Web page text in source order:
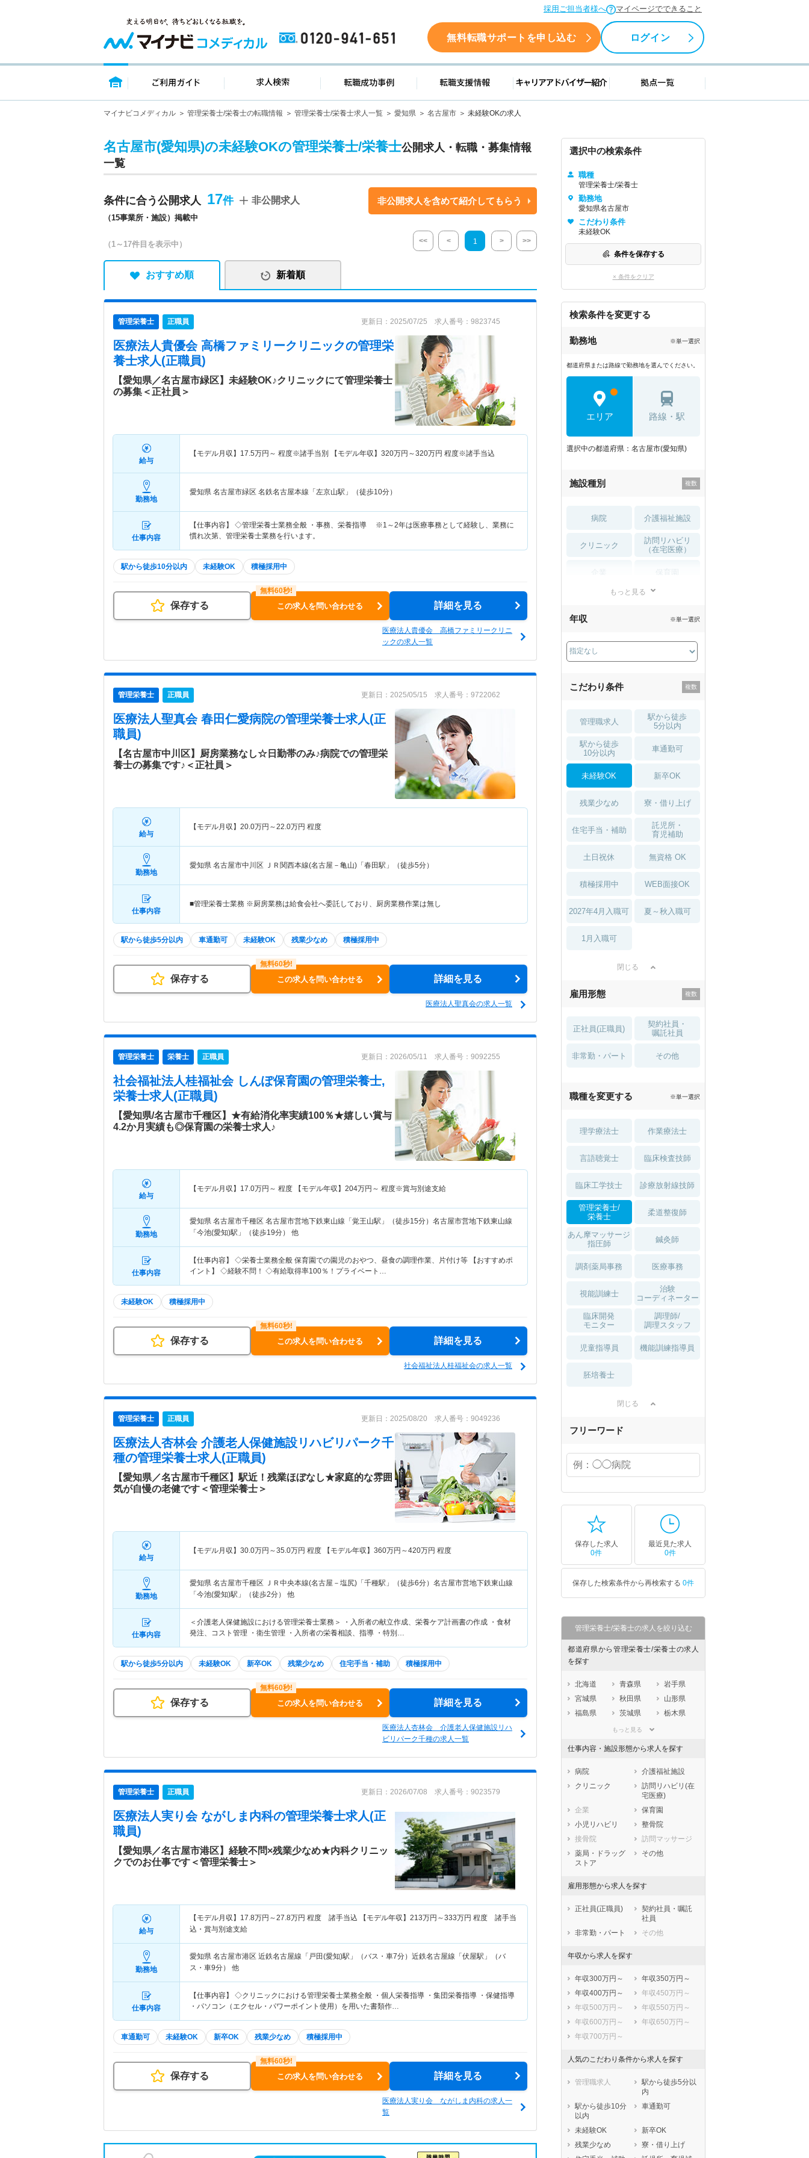
採用ご担当者様へ マイページでできること
0120-941-651 無料転職サポートを申し込む ログイン
トップページ ご利用ガイド 求人検索 転職成功事例 転職支援情報 キャリアアドバイザー紹介 拠点一覧
マイナビコメディカル 管理栄養士/栄養士の転職情報 管理栄養士/栄養士求人一覧 愛知県 名古屋市 未経験OKの求人
名古屋市(愛知県)の未経験OKの管理栄養士/栄養士公開求人・転職・募集情報
一覧
条件に合う公開求人 17
（15事業所・施設）掲載中
非公開求人 非公開求人を含めて紹介してもらう
（1～17件目を表示中） << < 1 > >>
おすすめ順 新着順
管理栄養士 正職員 更新日：2025/07/25 求人番号：9823745
医療法人貴優会 高橋ファミリークリニックの管理栄
養士求人(正職員)
【愛知県／名古屋市緑区】未経験OK♪クリニックにて管理栄養士
の募集＜正社員＞
給与
【モデル月収】 17.5万円～ 程度※諸手当別 【モデル年収】 320万円～320万円 程度※諸手当込
勤務地
愛知県 名古屋市緑区 名鉄名古屋本線「左京山駅」（徒歩10分）
仕事内容
【仕事内容】 ◇管理栄養士業務全般 ・事務、栄養指導 ※1～2年は医療事務として経験し、業務に
慣れ次第、管理栄養士業務を行います。
駅から徒歩10分以内 未経験OK 積極採用中
保存する この求人を問い合わせる 詳細を見る
医療法人貴優会 高橋ファミリークリニ
ックの求人一覧
管理栄養士 正職員 更新日：2025/05/15 求人番号：9722062
医療法人聖真会 春田仁愛病院の管理栄養士求人(正
職員)
【名古屋市中川区】厨房業務なし☆日勤帯のみ♪病院での管理栄
養士の募集です♪＜正社員＞
給与
【モデル月収】 20.0万円～22.0万円 程度
勤務地
愛知県 名古屋市中川区 ＪＲ関西本線(名古屋－亀山)「春田駅」（徒歩5分）
仕事内容
■管理栄養士業務 ※厨房業務は給食会社へ委託しており、厨房業務作業は無し
駅から徒歩5分以内 車通勤可 未経験OK 残業少なめ 積極採用中
保存する この求人を問い合わせる 詳細を見る
医療法人聖真会の求人一覧
管理栄養士 栄養士 正職員 更新日：2026/05/11 求人番号：9092255
社会福祉法人桂福祉会 しんぽ保育園の管理栄養士,
栄養士求人(正職員)
【愛知県/名古屋市千種区】★有給消化率実績100％★嬉しい賞与
4.2か月実績も◎保育園の栄養士求人♪
給与
【モデル月収】 17.0万円～ 程度 【モデル年収】 204万円～ 程度※賞与別途支給
勤務地
愛知県 名古屋市千種区 名古屋市営地下鉄東山線「覚王山駅」（徒歩15分）名古屋市営地下鉄東山線
「今池(愛知)駅」（徒歩19分） 他
仕事内容
【仕事内容】 ◇栄養士業務全般 保育園での園児のおやつ、昼食の調理作業、片付け等 【おすすめポ
イント】 ◇経験不問！ ◇有給取得率100％！プライベート…
未経験OK 積極採用中
保存する この求人を問い合わせる 詳細を見る
社会福祉法人桂福祉会の求人一覧
管理栄養士 正職員 更新日：2025/08/20 求人番号：9049236
医療法人杏林会 介護老人保健施設リハビリパーク千
種の管理栄養士求人(正職員)
【愛知県／名古屋市千種区】駅近！残業ほぼなし★家庭的な雰囲
気が自慢の老健です＜管理栄養士＞
給与
【モデル月収】 30.0万円～35.0万円 程度 【モデル年収】 360万円～420万円 程度
勤務地
愛知県 名古屋市千種区 ＪＲ中央本線(名古屋－塩尻)「千種駅」（徒歩6分）名古屋市営地下鉄東山線
「今池(愛知)駅」（徒歩2分） 他
仕事内容
＜介護老人保健施設における管理栄養士業務＞ ・入所者の献立作成、栄養ケア計画書の作成 ・食材
発注、コスト管理 ・衛生管理 ・入所者の栄養相談、指導 ・特別…
駅から徒歩5分以内 未経験OK 新卒OK 残業少なめ 住宅手当・補助 積極採用中
保存する この求人を問い合わせる 詳細を見る
医療法人杏林会 介護老人保健施設リハ
ビリパーク千種の求人一覧
管理栄養士 正職員 更新日：2026/07/08 求人番号：9023579
医療法人実り会 ながしま内科の管理栄養士求人(正
職員)
【愛知県／名古屋市港区】経験不問×残業少なめ★内科クリニッ
クでのお仕事です＜管理栄養士＞
給与
【モデル月収】 17.8万円～27.8万円 程度 諸手当込 【モデル年収】 213万円～333万円 程度 諸手当
込・賞与別途支給
勤務地
愛知県 名古屋市港区 近鉄名古屋線「戸田(愛知)駅」（バス・車7分）近鉄名古屋線「伏屋駅」（バ
ス・車9分） 他
仕事内容
【仕事内容】 ◇クリニックにおける管理栄養士業務全般 ・個人栄養指導 ・集団栄養指導 ・保健指導
・パソコン（エクセル・パワーポイント使用）を用いた書類作…
車通勤可 未経験OK 新卒OK 残業少なめ 積極採用中
保存する この求人を問い合わせる 詳細を見る
医療法人実り会 ながしま内科の求人一
覧
選択中の検索条件
職種
管理栄養士/栄養士
勤務地
愛知県名古屋市
こだわり条件
未経験OK
条件を保存する
× 条件をクリア
検索条件を変更する
勤務地 ※単一選択
都道府県または路線で勤務地を選んでください。
エリア 路線・駅
選択中の都道府県：名古屋市(愛知県)
施設種別
病院 介護福祉施設
クリニック
訪問リハビリ
（在宅医療）
薬局・
もっと見る
年収 ※単一選択
こだわり条件
管理職求人
駅から徒歩
5分以内
駅から徒歩
10分以内
車通勤可
未経験OK 新卒OK
残業少なめ 寮・借り上げ
住宅手当・補助
託児所・
育児補助
土日祝休 無資格 OK
積極採用中 WEB面接OK
2027年4月入職可 夏～秋入職可
1月入職可
閉じる
雇用形態
正社員(正職員)
契約社員・
嘱託社員
非常勤・パート その他
職種を変更する ※単一選択
理学療法士 作業療法士
言語聴覚士 臨床検査技師
臨床工学技士 診療放射線技師
管理栄養士/
栄養士
柔道整復師
あん摩マッサージ
指圧師
鍼灸師
調剤薬局事務 医療事務
視能訓練士
治験
コーディネーター
臨床開発
モニター
調理師/
調理スタッフ
児童指導員 機能訓練指導員
胚培養士
閉じる
フリーワード
保存した求人
0件
最近見た求人
0件
保存した検索条件から再検索する 0件
管理栄養士/栄養士の求人を絞り込む
都道府県から管理栄養士/栄養士の求人
を探す
北海道 青森県
岩手県
宮城県
秋田県
山形県
福島県
茨城県
栃木県
埼玉県
石川県
福井県
岐阜県
静岡県
愛知県
三重県
大阪府
兵庫県
奈良県
鳥取県
島根県
広島県
山口県
徳島県
香川県
愛媛県
熊本県
大分県
もっと見る
仕事内容・施設形態から求人を探す
病院
介護福祉施設
クリニック
訪問リハビリ(在
宅医療)
企業
保育園
小児リハビリ
整骨院
接骨院
訪問マッサージ
薬局・ドラッグ
ストア
その他
雇用形態から求人を探す
正社員(正職員)
契約社員・嘱託
社員
非常勤・パート
その他
年収から求人を探す
年収300万円～
年収350万円～
年収400万円～
年収450万円～
年収500万円～
年収550万円～
年収600万円～
年収650万円～
年収700万円～
人気のこだわり条件から求人を探す
管理職求人
駅から徒歩5分以
内
駅から徒歩10分
以内
車通勤可
未経験OK
新卒OK
残業少なめ
寮・借り上げ